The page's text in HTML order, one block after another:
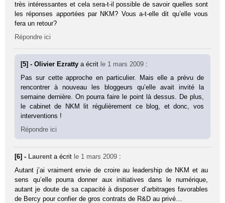
très intéressantes et cela sera-t-il possible de savoir quelles sont
les réponses apportées par NKM? Vous a-t-elle dit qu’elle vous
fera un retour?
Répondre ici
[5] - Olivier Ezrattya écrit le 1 mars 2009 :
Pas sur cette approche en particulier. Mais elle a prévu de
rencontrer à nouveau les bloggeurs qu’elle avait invité la
semaine dernière. On pourra faire le point là dessus. De plus,
le cabinet de NKM lit régulièrement ce blog, et donc, vos
interventions !
Répondre ici
[6] - Laurent a écrit le 1 mars 2009 :
Autant j’ai vraiment envie de croire au leadership de NKM et au
sens qu’elle pourra donner aux initiatives dans le numérique,
autant je doute de sa capacité à disposer d’arbitrages favorables
de Bercy pour confier de gros contrats de R&D au privé…